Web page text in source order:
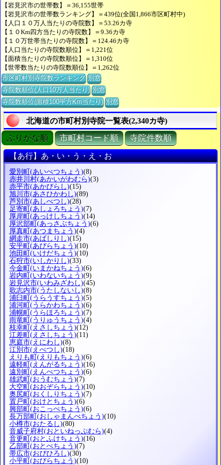
【岩見沢市の世帯数】＝36,155世帯
【岩見沢市の世帯数ランキング】＝439位(全国1,866市区町村中)
【人口１０万人当たりの寺院数】＝53.26カ寺
【１０Km四方当たりの寺院数】＝9.36カ寺
【１０万世帯当たりの寺院数】＝124.46カ寺
【人口当たりの寺院数順位】＝1,221位
【面積当たりの寺院数順位】＝1,310位
【世帯数当たりの寺院数順位】＝1,262位
市区町村別寺院数ランキング 別窓
寺院数順位(人口10万人当たり) 別窓
寺院数順位(面積100平方Km当たり) 別窓
北海道の市町村別寺院一覧表(2,340カ寺)
ぶりがな順 市町村コード順 寺院件数順
【あ行】あ・い・う・え・お
愛別町 (あいべつちょう)(8)
赤井川村(あかいがわむら)(3)
赤平市(あかびらし)(15)
旭川市(あさひかわし)(89)
芦別市(あしべつし)(28)
足寄町 (あしょろちょう)(7)
厚岸町 (あっけしちょう)(14)
厚沢部町 (あっさぶちょう)(6)
厚真町 (あつまちょう)(4)
網走市(あばしりし)(15)
安平町 (あびらちょう)(10)
池田町 (いけだちょう)(10)
石狩市(いしかりし)(33)
今金町 (いまかねちょう)(6)
岩内町 (いわないちょう)(9)
岩見沢市(いわみざわし)(45)
歌志内市(うたしないし)(8)
浦臼町 (うらうすちょう)(5)
浦河町 (うらかわちょう)(6)
浦幌町 (うらほろちょう)(7)
雨竜町 (うりゅうちょう)(4)
枝幸町 (えさしちょう)(12)
江差町 (えさしちょう)(11)
恵庭市(えにわし)(8)
江別市(えべつし)(18)
えりも町 (えりもちょう)(6)
遠軽町 (えんがるちょう)(16)
遠別町 (えんべつちょう)(6)
雄武町 (おうむちょう)(7)
大空町 (おおぞらちょう)(10)
奥尻町 (おくしりちょう)(7)
置戸町 (おけとちょう)(6)
興部町 (おこっぺちょう)(6)
長万部町 (おしゃまんべちょう)(10)
小樽市(おたるし)(80)
音威子府村(おといねっぷむら)(4)
音更町 (おとふけちょう)(16)
乙部町 (おとべちょう)(7)
帯広市(おびひろし)(30)
小平町 (おびらちょう)(10)